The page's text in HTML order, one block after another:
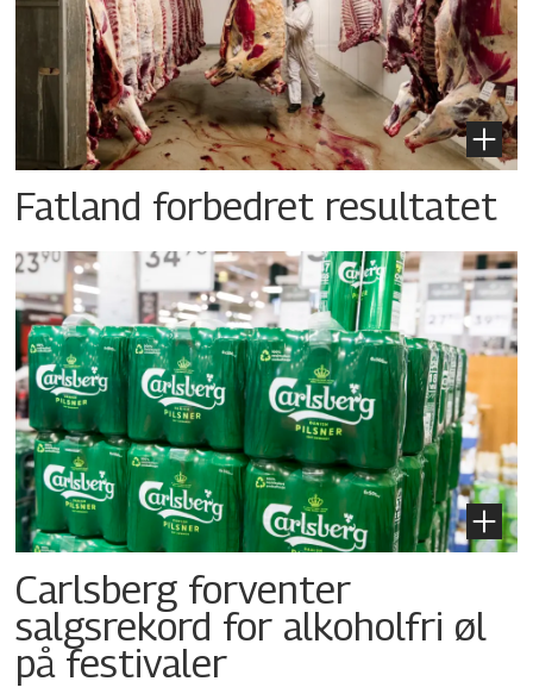
Fatland forbedret resultatet
Carlsberg forventer
salgsrekord for alkoholfri øl
på festivaler